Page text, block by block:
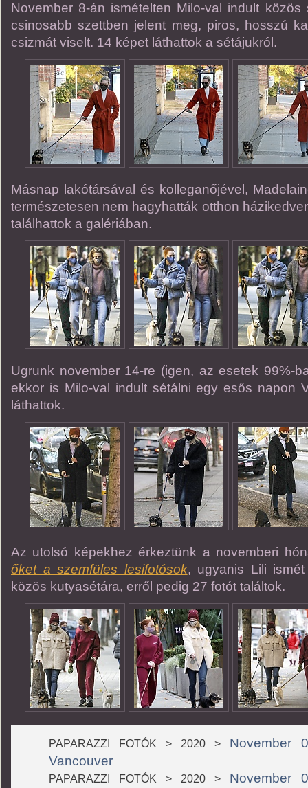
November 8-án ismételten Milo-val indult
csinosabb szettben jelent meg, piros, hosszú
csizmát viselt. 14 képet láthattok a sétájukról.
Másnap lakótársával és kolleganőjével,
természetesen nem hagyhatták otthon
találhattok a galériában.
Ugrunk november 14-re (igen, az esetek 99%-
ekkor is Milo-val indult sétálni egy esős napon
láthattok.
Az utolsó képekhez érkeztünk a novemberi
őket a szemfüles lesifotósok, ugyanis Lili
közös kutyasétára, erről pedig 27 fotót találtok.
PAPARAZZI FOTÓK > 2020 > November
Vancouver
PAPARAZZI FOTÓK > 2020 > November